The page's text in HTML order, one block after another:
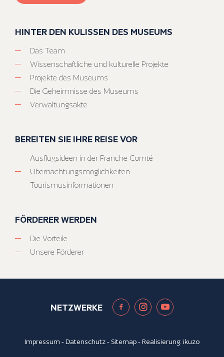
HINTER DEN KULISSEN DES MUSEUMS
Das Team
Wissenschaftliche und kulturelle Projekte
Projekte des Museums
Die Geheimnisse des Museums
Verwaltungsakte
BEREITEN SIE IHRE REISE VOR
Ausflugsideen in der Franche-Comté
Übernachtungsmöglichkeiten
Tourismusinformationen
FÖRDERER WERDEN
Die Vorteile
Unsere Förderer
NETZWERKE
Impressum -Datenschutz- Sitemap- Realisierung:ikuzo